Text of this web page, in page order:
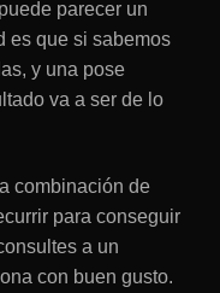
parecer un
es que si sabemos
y una pose
va a ser de lo
combinación de
para conseguir
a un
con buen gusto.